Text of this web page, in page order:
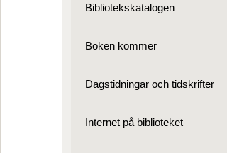
Bibliotekskatalogen
Boken kommer
Dagstidningar och tidskrifter
Internet på biblioteket